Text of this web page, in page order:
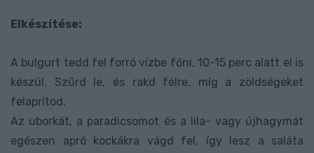
Elkészítése:
A bulgurt tedd fel forró vízbe főni, 10-15 perc alatt el is
készül. Szűrd le, és rakd félre, míg a zöldségeket
felaprítod.
Az uborkát, a paradicsomot és a lila- vagy újhagymát
egészen apró kockákra vágd fel, így lesz a saláta